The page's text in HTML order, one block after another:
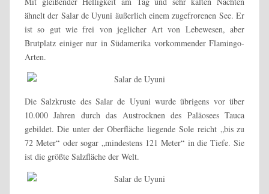
ähnelt der Salar de Uyuni äußerlich einem zugefrorenen See. Er
ist so gut wie frei von jeglicher Art von Lebewesen, aber
Brutplatz einiger nur in Südamerika vorkommender Flamingo-
Arten.
Die Salzkruste des Salar de Uyuni wurde übrigens vor über
10.000 Jahren durch das Austrocknen des Paläosees Tauca
gebildet. Die unter der Oberfläche liegende Sole reicht „bis zu
72 Meter“oder sogar „mindestens 121 Meter“in die Tiefe. Sie
ist die größte Salzfläche der Welt.